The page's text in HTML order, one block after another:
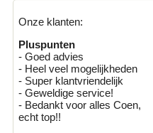
Onze klanten:
Pluspunten
- Goed advies
- Heel veel mogelijkheden
- Super klantvriendelijk
- Geweldige service!
- Bedankt voor alles Coen,
echt top!!